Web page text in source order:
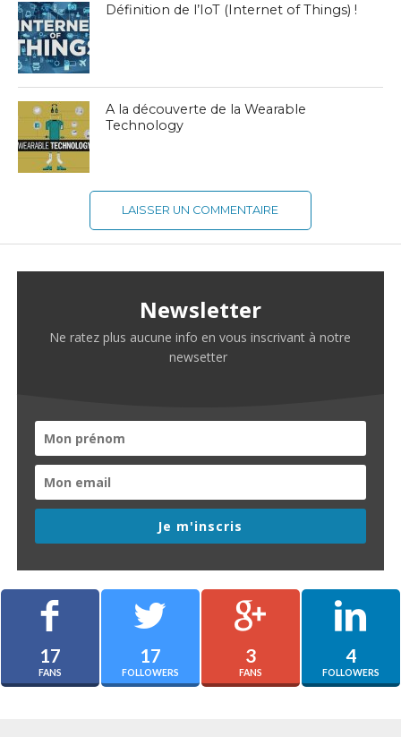
Définition de l’IoT (Internet of Things) !
A la découverte de la Wearable
Technology
LAISSER UN COMMENTAIRE
Newsletter
Ne ratez plus aucune info en vous inscrivant à notre
newsetter
Je m'inscris
17
FANS
17
FOLLOWERS
3
FANS
4
FOLLOWERS